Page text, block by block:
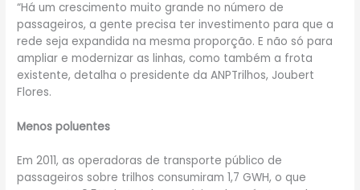
“Há um crescimento muito grande no número de
passageiros, a gente precisa ter investimento para que a
rede seja expandida na mesma proporção. E não só para
ampliar e modernizar as linhas, como também a frota
existente, detalha o presidente da ANPTrilhos, Joubert
Flores.
Menos poluentes
Em 2011, as operadoras de transporte público de
passageiros sobre trilhos consumiram 1,7 GWH, o que